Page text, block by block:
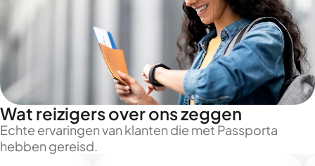
Wat reizigers over ons zeggen
Echte ervaringen van klanten die met Passporta
hebben gereisd.